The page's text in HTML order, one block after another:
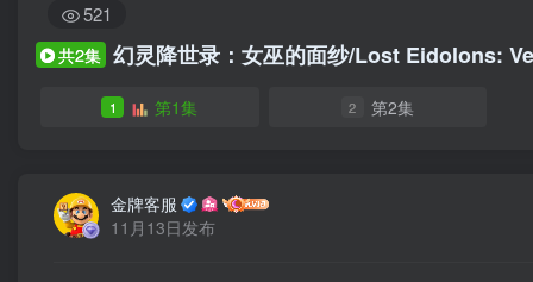
521
共2集 幻灵降世录：女巫的面纱/Lost Eidolons:
1 第1集 2 第2集
金牌客服
11月13日发布